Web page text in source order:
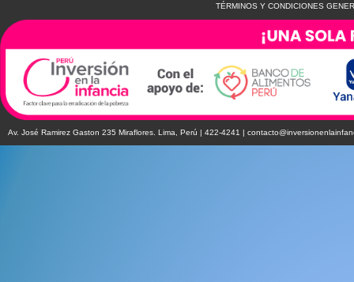
TÉRMINOS Y CONDICIONES
Av. José Ramirez Gaston 235 Miraflores. Lima, Perú | 422-4241 |